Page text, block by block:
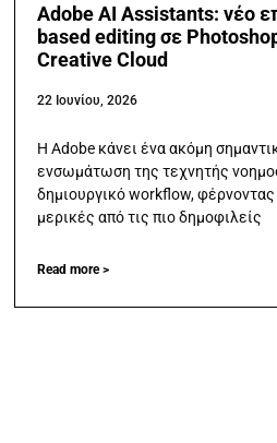
Adobe AI Assistants: νέο
based editing σε
Creative Cloud
22 Ιουνίου, 2026
Η Adobe κάνει ένα ακόμη
ενσωμάτωση της τεχνητής
δημιουργικό workflow,
μερικές από τις πιο δημοφιλείς
Read more >